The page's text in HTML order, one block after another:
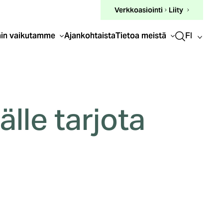
Verkkoasiointi (ulkoinen
linkki)
Liity
vaikutamme AjankohtaistaTietoa meistä FI
tarjota